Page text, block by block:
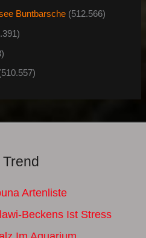
Buntbarsche (512.566)
Trend
Artenliste
Beckens Ist Stress